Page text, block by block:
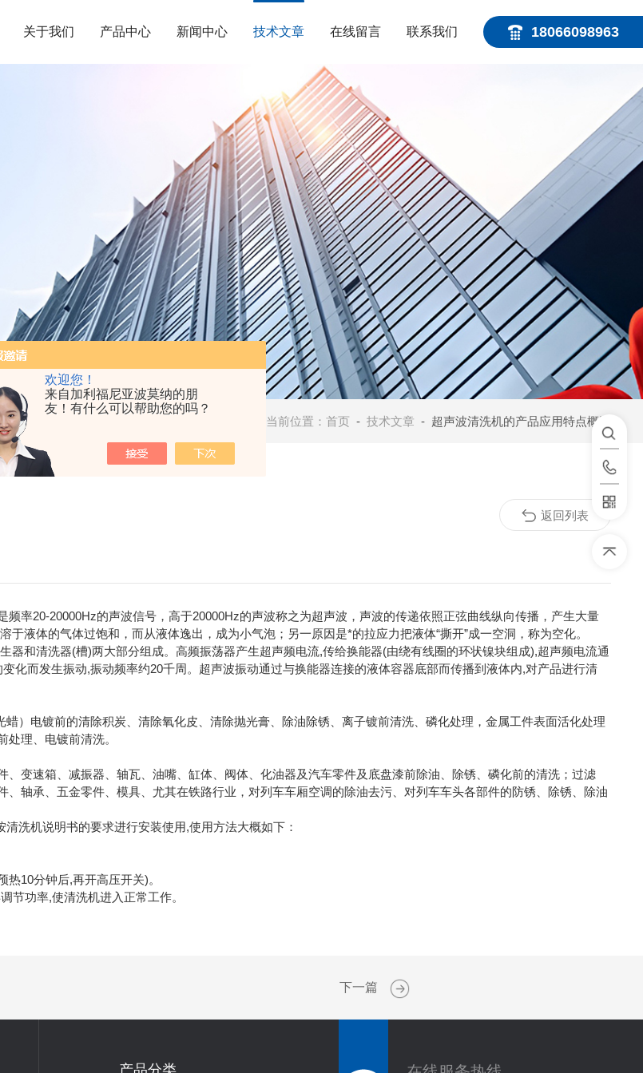
欢迎您！
来自加利福尼亚波莫纳的朋
友！有什么可以帮助您的吗？
18066098963
关于我们 产品中心 新闻中心 技术文章 在线留言 联系我们
当前位置： 首页 - 技术文章 - 超声波清洗机的产品应用特点概述
率20-20000Hz的声波信号，高于20000Hz的声波称之为超声波，声波的传递依照正弦曲线纵向传播，产生大量
液体的气体过饱和，而从液体逸出，成为小气泡；另一原因是*的拉应力把液体“撕开”成一空洞，称为空化。
器和清洗器(槽)两大部分组成。高频振荡器产生超声频电流,传给换能器(由绕有线圈的环状镍块组成),超声频电流通
化而发生振动,振动频率约20千周。超声波振动通过与换能器连接的液体容器底部而传播到液体内,对产品进行清
）电镀前的清除积炭、清除氧化皮、清除抛光膏、除油除锈、离子镀前清洗、磷化处理，金属工件表面活化处理
理、电镀前清洗。
变速箱、减振器、轴瓦、油嘴、缸体、阀体、化油器及汽车零件及底盘漆前除油、除锈、磷化前的清洗；过滤
轴承、五金零件、模具、尤其在铁路行业，对列车车厢空调的除油去污、对列车车头各部件的防锈、除锈、除油
洗机说明书的要求进行安装使用,使用方法大概如下：
10分钟后,再开高压开关)。
节功率,使清洗机进入正常工作。
返回列表
下一篇
产品分类